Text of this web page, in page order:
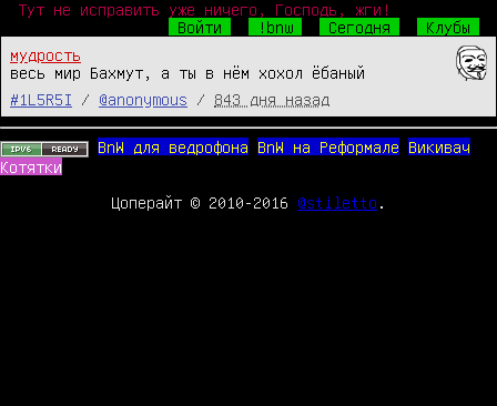
Тут не исправить уже ничего, Господь, жги!
Войти
!bnw Сегодня
Клубы
мудрость
весь мир Бахмут, а ты в нём хохол ёбаный
#1L5R5I
/ @anonymous / 843 дня назад
BnW для ведрофона BnW на Реформале
Викивач
Котятки
Цоперайт © 2010-2016 @stiletto